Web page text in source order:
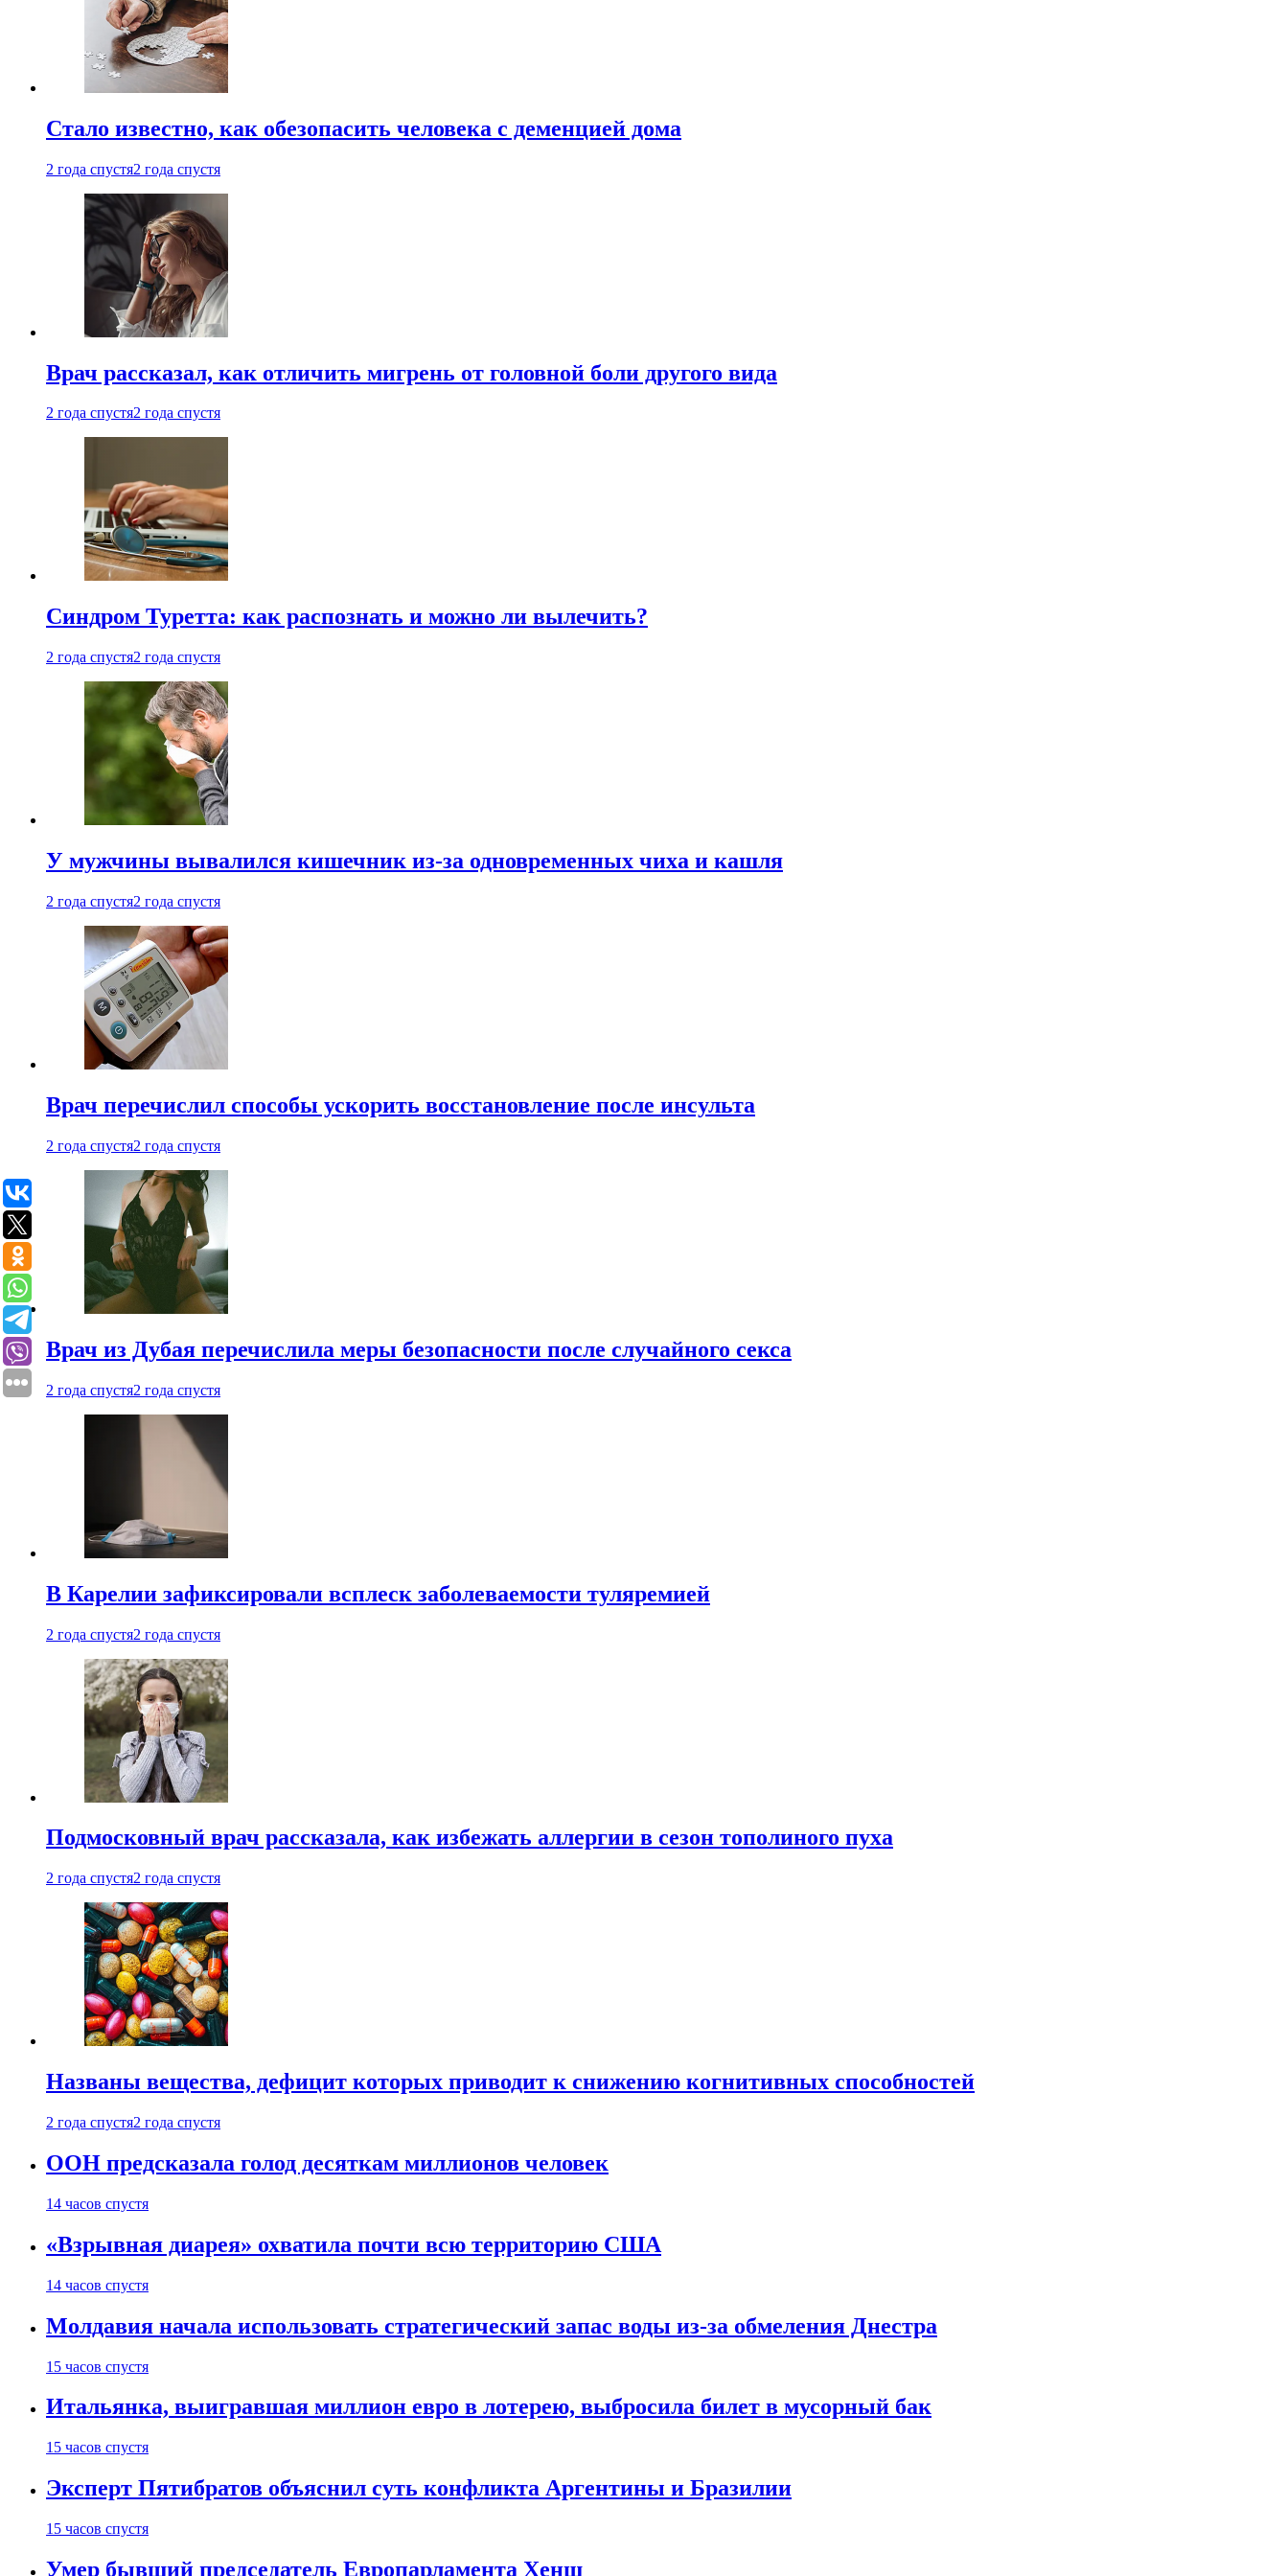
Стало известно, как обезопасить человека с деменцией дома
2 года спустя2 года спустя
Врач рассказал, как отличить мигрень от головной боли другого вида
2 года спустя2 года спустя
Синдром Туретта: как распознать и можно ли вылечить?
2 года спустя2 года спустя
У мужчины вывалился кишечник из-за одновременных чиха и кашля
2 года спустя2 года спустя
Врач перечислил способы ускорить восстановление после инсульта
2 года спустя2 года спустя
Врач из Дубая перечислила меры безопасности после случайного секса
2 года спустя2 года спустя
В Карелии зафиксировали всплеск заболеваемости туляремией
2 года спустя2 года спустя
Подмосковный врач рассказала, как избежать аллергии в сезон тополиного пуха
2 года спустя2 года спустя
Названы вещества, дефицит которых приводит к снижению когнитивных способностей
2 года спустя2 года спустя
ООН предсказала голод десяткам миллионов человек
14 часов спустя
«Взрывная диарея» охватила почти всю территорию США
14 часов спустя
Молдавия начала использовать стратегический запас воды из-за обмеления Днестра
15 часов спустя
Итальянка, выигравшая миллион евро в лотерею, выбросила билет в мусорный бак
15 часов спустя
Эксперт Пятибратов объяснил суть конфликта Аргентины и Бразилии
15 часов спустя
Умер бывший председатель Европарламента Хенш